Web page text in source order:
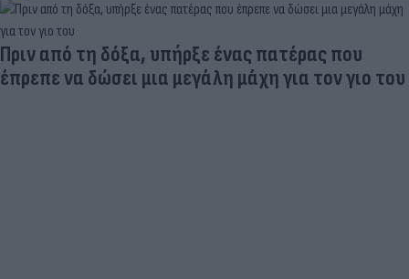
Πριν από τη δόξα, υπήρξε ένας πατέρας που
έπρεπε να δώσει μια μεγάλη μάχη για τον γιο του